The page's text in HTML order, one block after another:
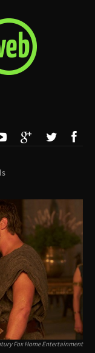
Fox Home Entertainment